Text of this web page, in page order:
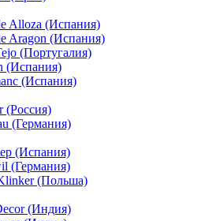
Alloza (Испания)
Aragon (Испания)
(Португалия)
(Испания)
(Испания)
(Россия)
(Германия)
(Испания)
(Германия)
(Польша)
(Индия)